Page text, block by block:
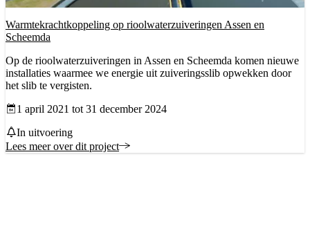
Warmtekrachtkoppeling op rioolwaterzuiveringen Assen en
Scheemda
Op de rioolwaterzuiveringen in Assen en Scheemda komen nieuwe
installaties waarmee we energie uit zuiveringsslib opwekken door
het slib te vergisten.
Datum vanaf
1 april 2021 tot 31 december 2024
Status
In uitvoering
Lees meer over dit project